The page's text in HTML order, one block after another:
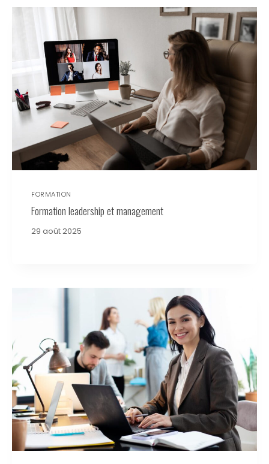
FORMATION
Formation leadership et management
29 août 2025